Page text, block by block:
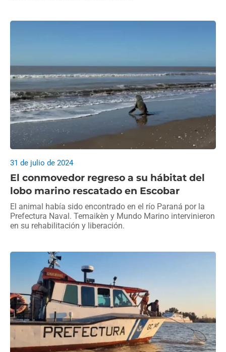
El conmovedor regreso a su hábitat del
lobo marino rescatado en Escobar
31 de julio de 2024
El animal había sido encontrado en el río Paraná por la
Prefectura Naval. Temaikèn y Mundo Marino intervinieron
en su rehabilitación y liberación.